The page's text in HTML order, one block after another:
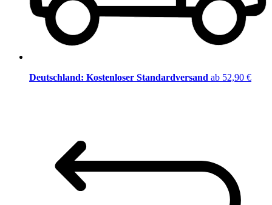
Deutschland: Kostenloser Standardversand ab 52,90 €